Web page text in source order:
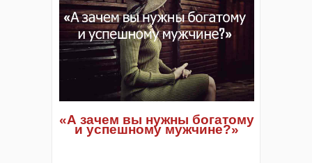
«А зачем вы нужны богатому
и успешному мужчине?»